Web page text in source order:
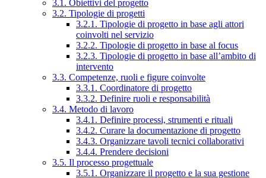
3.1. Obiettivi del progetto
3.2. Tipologie di progetti
3.2.1. Tipologie di progetto in base agli attori
coinvolti nel servizio
3.2.2. Tipologie di progetto in base al focus
3.2.3. Tipologie di progetto in base all’ambito di
intervento
3.3. Competenze, ruoli e figure coinvolte
3.3.1. Coordinatore di progetto
3.3.2. Definire ruoli e responsabilità
3.4. Metodo di lavoro
3.4.1. Definire processi, strumenti e rituali
3.4.2. Curare la documentazione di progetto
3.4.3. Organizzare tavoli tecnici collaborativi
3.4.4. Prendere decisioni
3.5. Il processo progettuale
3.5.1. Organizzare il progetto e la sua gestione